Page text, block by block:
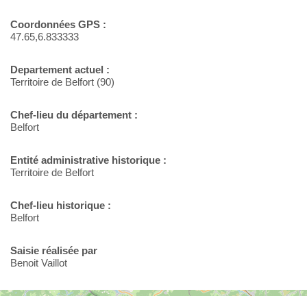
Coordonnées GPS :
47.65,6.833333
Departement actuel :
Territoire de Belfort (90)
Chef-lieu du département :
Belfort
Entité administrative historique :
Territoire de Belfort
Chef-lieu historique :
Belfort
Saisie réalisée par
Benoit Vaillot